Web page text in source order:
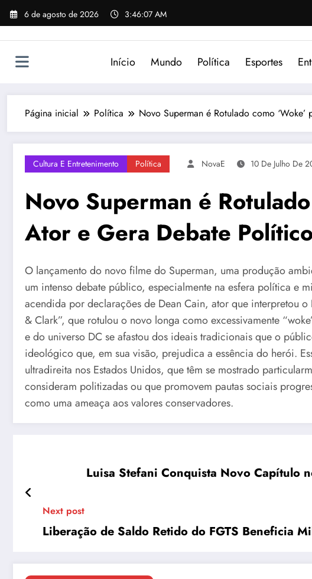
Pular
para
6 de agosto de 2026 3:46:07 AM
Início Mundo Política Esportes
Página inicial Política Novo Superman é Rotulado como
Cultura E Entretenimento Política NovaE 10 De Julho De
Novo Superman é
Ator e Gera Debate
O lançamento do novo filme do Superman, uma produção
um intenso debate público, especialmente na esfera política e
acendida por declarações de Dean Cain, ator que interpretou
& Clark”, que rotulou o novo longa como excessivamente
e do universo DC se afastou dos ideais tradicionais que o
ideológico que, em sua visão, prejudica a essência do herói.
ultradireita nos Estados Unidos, que têm se mostrado
consideram politizadas ou que promovem pautas sociais
como uma ameaça aos valores conservadores.
Luisa Stefani Conquista Novo Capítulo
Next post
Liberação de Saldo Retido do FGTS Beneficia